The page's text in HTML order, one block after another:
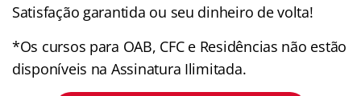
Satisfação garantida ou seu dinheiro de volta!
*Os cursos para OAB, CFC e Residências não estão
disponíveis na Assinatura Ilimitada.